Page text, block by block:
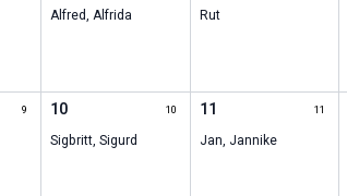
Alfred,Alfrida Rut
9 10 10
Sigbritt,Sigurd
11 11
Jan, Jannike